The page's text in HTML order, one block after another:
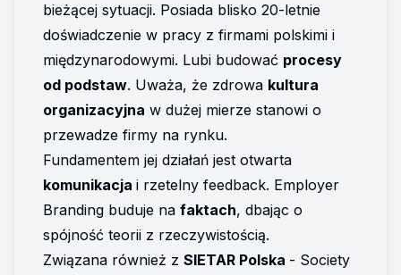
bieżącej sytuacji. Posiada blisko 20-letnie
doświadczenie w pracy z firmami polskimi i
międzynarodowymi. Lubi budować procesy
od podstaw. Uważa, że zdrowa kultura
organizacyjna w dużej mierze stanowi o
przewadze firmy na rynku.
komunikacja i rzetelny feedback. Employer
Branding buduje na faktach, dbając o
spójność teorii z rzeczywistością.
Związana również z SIETAR Polska - Society